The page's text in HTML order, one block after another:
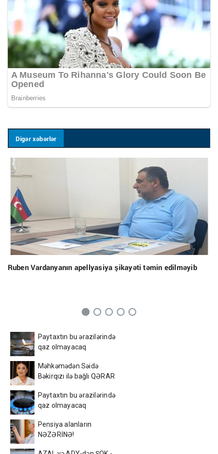
Digər xəbərlər
Ruben Vardanyanın apellyasiya şikayəti təmin edilməyib
Paytaxtın bu ərazilərində
qaz olmayacaq
Məhkəmədən Səidə
Bəkirqızı ilə bağlı QƏRAR
Paytaxtın bu ərazilərində
qaz olmayacaq
Pensiya alanların
NƏZƏRİNƏ!